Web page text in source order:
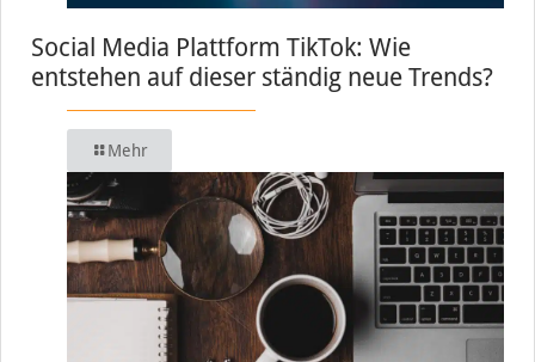
Social Media Plattform TikTok: Wie
entstehen auf dieser ständig neue Trends?
Mehr